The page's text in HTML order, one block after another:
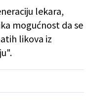
lekara,
mogućnost da se
likova iz